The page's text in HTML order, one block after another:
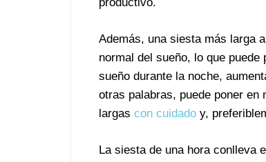
Además, una siesta más larga
normal del sueño, lo que
sueño durante la noche,
otras palabras, puede poner
largas con cuidado y,
La siesta de una hora conlleva